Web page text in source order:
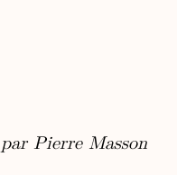
par Pierre Masson